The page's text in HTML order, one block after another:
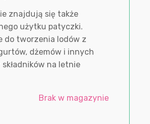
znajdują się także
użytku patyczki.
do tworzenia lodów z
dżemów i innych
na letnie
Brak w magazynie